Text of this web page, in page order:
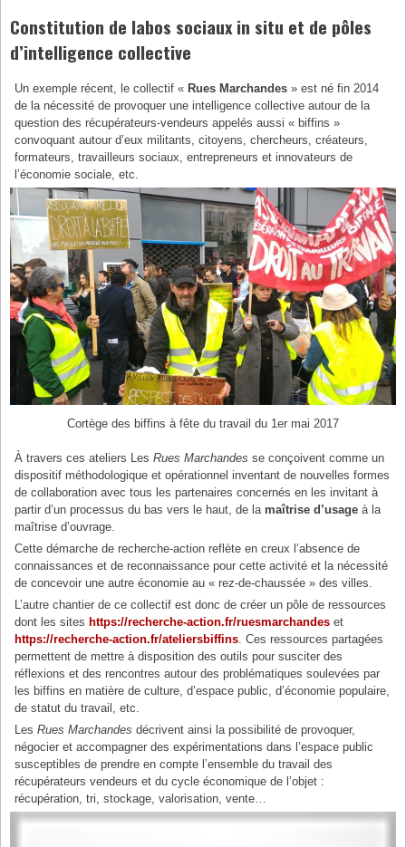
Constitution de labos sociaux in situ et de pôles
d’intelligence collective
Un exemple récent, le collectif « Rues Marchandes » est né fin 2014
de la nécessité de provoquer une intelligence collective autour de la
question des récupérateurs-vendeurs appelés aussi « biffins »
convoquant autour d’eux militants, citoyens, chercheurs, créateurs,
formateurs, travailleurs sociaux, entrepreneurs et innovateurs de
l’économie sociale, etc.
Cortège des biffins à fête du travail du 1er mai 2017
À travers ces ateliers LesRues Marchandes se conçoivent comme un
dispositif méthodologique et opérationnel inventant de nouvelles formes
de collaboration avec tous les partenaires concernés en les invitant à
partir d’un processus du bas vers le haut, de la maîtrise d’usage à la
maîtrise d’ouvrage.
Cette démarche de recherche-action reflète en creux l’absence de
connaissances et de reconnaissance pour cette activité et la nécessité
de concevoir une autre économie au « rez-de-chaussée » des villes.
L’autre chantier de ce collectif est donc de créer un pôle de ressources
dont les sites https://recherche-action.fr/ruesmarchandes et
https://recherche-action.fr/ateliersbiffins. Ces ressources partagées
permettent de mettre à disposition des outils pour susciter des
réflexions et des rencontres autour des problématiques soulevées par
les biffins en matière de culture, d’espace public, d’économie populaire,
de statut du travail, etc.
LesRues Marchandes décrivent ainsi la possibilité de provoquer,
négocier et accompagner des expérimentations dans l’espace public
susceptibles de prendre en compte l’ensemble du travail des
récupérateurs vendeurs et du cycle économique de l’objet :
récupération, tri, stockage, valorisation, vente…